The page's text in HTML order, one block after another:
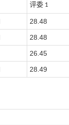
评委 1
28.48
28.48
26.45
28.49